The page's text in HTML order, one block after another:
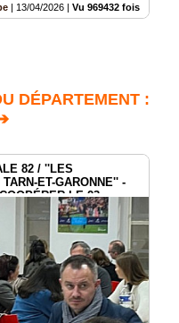
| 13/04/2026 | Vu 969432 fois
DÉPARTEMENT :
82 / ''LES
ET-GARONNE'' -
LE 23